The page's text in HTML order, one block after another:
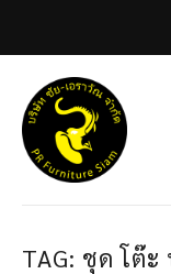
TAG: ชุด โต๊